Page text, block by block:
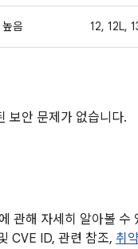
높음 12, 12L,
보안 문제가 없습니다.
관해 자세히 알아볼 수
CVE ID, 관련 참조, 취